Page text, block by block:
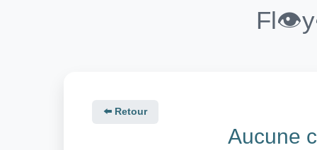
⬅️ Retour
Aucune